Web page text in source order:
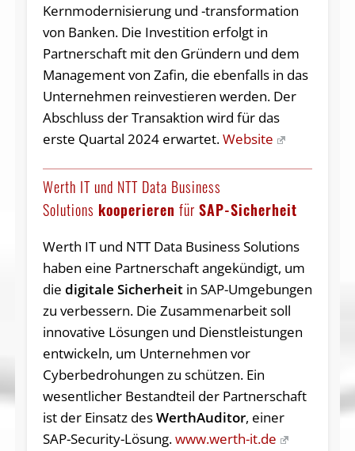
Kernmodernisierung und -transformation
von Banken. Die Investition erfolgt in
Partnerschaft mit den Gründern und dem
Management von Zafin, die ebenfalls in das
Unternehmen reinvestieren werden. Der
Abschluss der Transaktion wird für das
erste Quartal 2024 erwartet.Website
Werth IT und NTT Data Business
Solutions kooperieren für SAP-Sicherheit
Werth IT und NTT Data Business Solutions
haben eine Partnerschaft angekündigt, um
die digitale Sicherheitin SAP-Umgebungen
zu verbessern. Die Zusammenarbeit soll
innovative Lösungen und Dienstleistungen
entwickeln, um Unternehmen vor
Cyberbedrohungen zu schützen. Ein
wesentlicher Bestandteil der Partnerschaft
ist der Einsatz desWerthAuditor, einer
SAP-Security-Lösung.www.werth-it.de